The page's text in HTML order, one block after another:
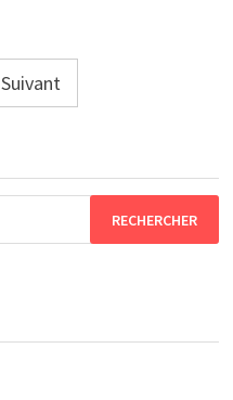
Suivant